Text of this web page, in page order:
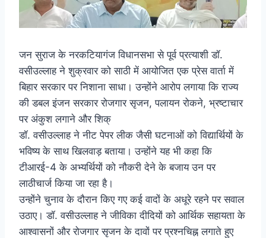
जन सुराज के नरकटियागंज विधानसभा से पूर्व प्रत्याशी डॉ.
वसीउल्लाह ने शुक्रवार को साठी में आयोजित एक प्रेस वार्ता में
बिहार सरकार पर निशाना साधा। उन्होंने आरोप लगाया कि राज्य
की डबल इंजन सरकार रोजगार सृजन, पलायन रोकने, भ्रष्टाचार
पर अंकुश लगाने और शिक्
डॉ. वसीउल्लाह ने नीट पेपर लीक जैसी घटनाओं को विद्यार्थियों के
भविष्य के साथ खिलवाड़ बताया। उन्होंने यह भी कहा कि
टीआरई-4 के अभ्यर्थियों को नौकरी देने के बजाय उन पर
लाठीचार्ज किया जा रहा है।
उन्होंने चुनाव के दौरान किए गए कई वादों के अधूरे रहने पर सवाल
उठाए। डॉ. वसीउल्लाह ने जीविका दीदियों को आर्थिक सहायता के
आश्वासनों और रोजगार सृजन के दावों पर प्रश्नचिह्न लगाते हुए